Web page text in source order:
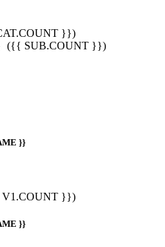
}})
({{ SUB.COUNT }})
}}
}})
}}